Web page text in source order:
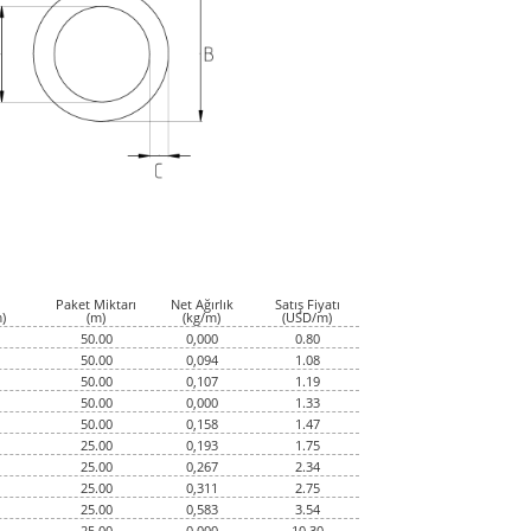
Paket Miktarı
(m)
Net Ağırlık
(kg/m)
Satış Fiyatı
(USD/m)
50.00 0,000
0.80
50.00 0,094
1.08
50.00 0,107
1.19
50.00 0,000
1.33
50.00 0,158
1.47
25.00 0,193
1.75
25.00 0,267
2.34
25.00 0,311
2.75
25.00 0,583
3.54